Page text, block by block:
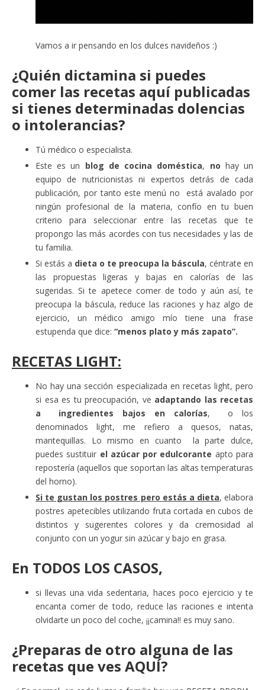
Vamos a ir pensando en los dulces navideños :)
¿Quién dictamina si puedes
comer las recetas aquí publicadas
si tienes determinadas dolencias
o intolerancias?
Tú médico o especialista.
Este es un blog de cocina doméstica, no hay un
equipo de nutricionistas ni expertos detrás de cada
publicación, por tanto este menú no está avalado por
ningún profesional de la materia, confío en tu buen
criterio para seleccionar entre las recetas que te
propongo las más acordes con tus necesidades y las de
tu familia.
Si estás a dieta o te preocupa la báscula, céntrate en
las propuestas ligeras y bajas en calorías de las
sugeridas. Si te apetece comer de todo y aún así, te
preocupa la báscula, reduce las raciones y haz algo de
ejercicio, un médico amigo mío tiene una frase
estupenda que dice: “menos plato y más zapato”.
RECETAS LIGHT:
No hay una sección especializada en recetas light, pero
si esa es tu preocupación, ve adaptando las recetas
a ingredientes bajos en calorías, o los
denominados light, me refiero a quesos, natas,
mantequillas. Lo mismo en cuanto la parte dulce,
puedes sustituir el azúcar por edulcorante apto para
repostería (aquellos que soportan las altas temperaturas
del horno).
Si te gustan los postres pero estás a dieta, elabora
postres apetecibles utilizando fruta cortada en cubos de
distintos y sugerentes colores y da cremosidad al
conjunto con un yogur sin azúcar y bajo en grasa.
En TODOS LOS CASOS,
si llevas una vida sedentaria, haces poco ejercicio y te
encanta comer de todo, reduce las raciones e intenta
olvidarte un poco del coche, ¡¡camina!! es muy sano.
¿Preparas de otro alguna de las
recetas que ves AQUÍ?